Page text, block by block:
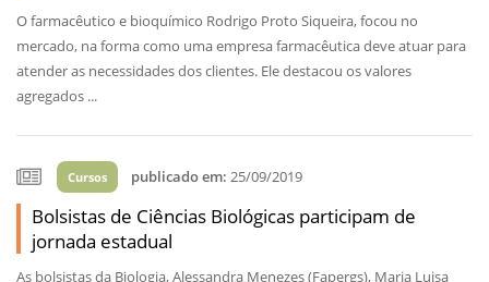
O farmacêutico e bioquímico Rodrigo Proto Siqueira, focou no
mercado, na forma como uma empresa farmacêutica deve atuar para
atender as necessidades dos clientes. Ele destacou os valores
agregados ...
Cursos publicado em: 25/09/2019
Bolsistas de Ciências Biológicas participam de
jornada estadual
As bolsistas da Biologia, Alessandra Menezes (Fapergs), Maria Luisa